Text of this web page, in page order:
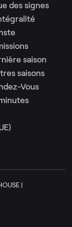
des signes
saison
saisons
Vous
|